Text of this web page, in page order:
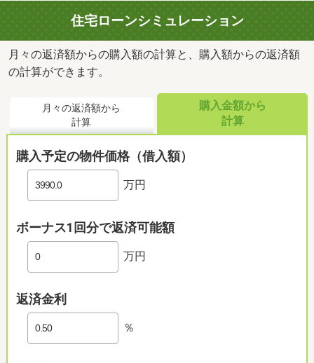
住宅ローンシミュレーション
月々の返済額からの購入額の計算と、購入額からの返済額
の計算ができます。
月々の返済額から
計算
購入金額から
計算
購入予定の物件価格（借入額）
万円
ボーナス1回分で返済可能額
万円
返済金利
％